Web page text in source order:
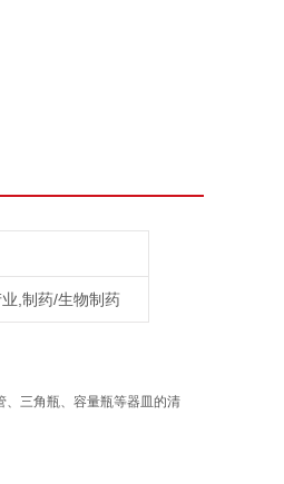
,制药/生物制药
、三角瓶、容量瓶等器皿的清